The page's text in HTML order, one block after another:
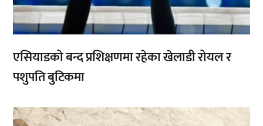
एसियाडको बन्द प्रशिक्षणमा रहेका खेलाडी रोयल र
पशुपति बुटिकमा